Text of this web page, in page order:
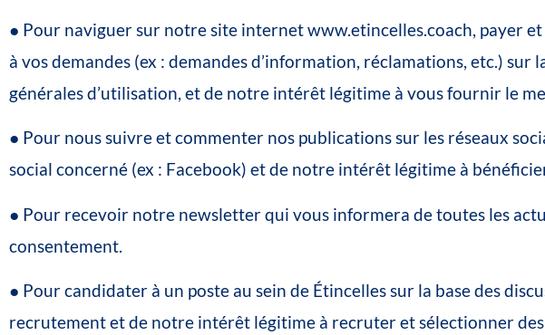
● Pour naviguersur notresite internetwww.etincelles.coach, payeret
à vosdemandes (ex : demandesd’information, réclamations, etc.) sur
généralesd’utilisation, etde notre intérêt légitime à vousfournir le
● Pour noussuivreetcommenter nos publicationssur les réseaux
social concerné (ex : Facebook) etde notre intérêt légitime à
● Pour recevoir notre newsletterqui vous informera detoutes les
consentement.
● Pourcandidater à un poste au sein de Étincellessur la basedes
recrutementetde notre intérêt légitime à recruteretsélectionnerdes